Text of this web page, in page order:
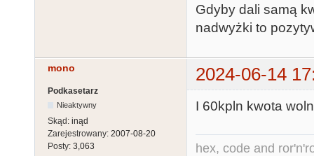
Gdyby dali samą
nadwyżki to
mono 2024-06-14
Podkasetarz
Nieaktywny
Skąd: inąd
Zarejestrowany: 2007-08-20
Posty: 3,063
I 60kpln kwota
hex, code and